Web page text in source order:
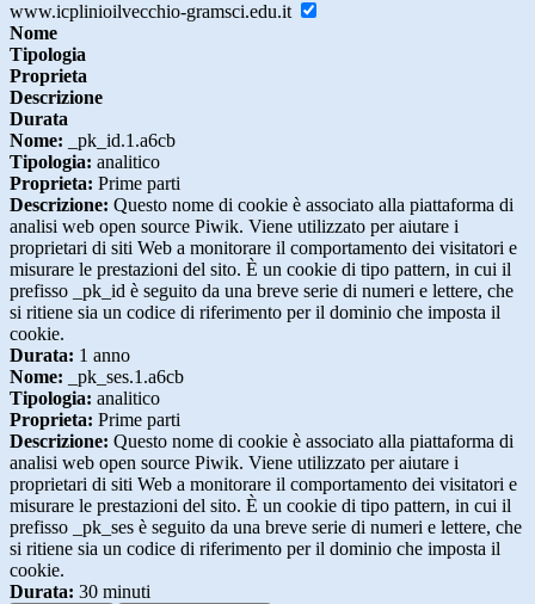
www.icplinioilvecchio-gramsci.edu.it
Nome
Tipologia
Proprieta
Descrizione
Durata
Nome: _pk_id.1.a6cb
Tipologia: analitico
Proprieta: Prime parti
Descrizione: Questo nome di cookie è associato alla piattaforma di
analisi web open source Piwik. Viene utilizzato per aiutare i
proprietari di siti Web a monitorare il comportamento dei visitatori e
misurare le prestazioni del sito. È un cookie di tipo pattern, in cui il
prefisso _pk_id è seguito da una breve serie di numeri e lettere, che
si ritiene sia un codice di riferimento per il dominio che imposta il
cookie.
Durata: 1 anno
Nome: _pk_ses.1.a6cb
Tipologia: analitico
Proprieta: Prime parti
Descrizione: Questo nome di cookie è associato alla piattaforma di
analisi web open source Piwik. Viene utilizzato per aiutare i
proprietari di siti Web a monitorare il comportamento dei visitatori e
misurare le prestazioni del sito. È un cookie di tipo pattern, in cui il
prefisso _pk_ses è seguito da una breve serie di numeri e lettere, che
si ritiene sia un codice di riferimento per il dominio che imposta il
cookie.
Durata: 30 minuti